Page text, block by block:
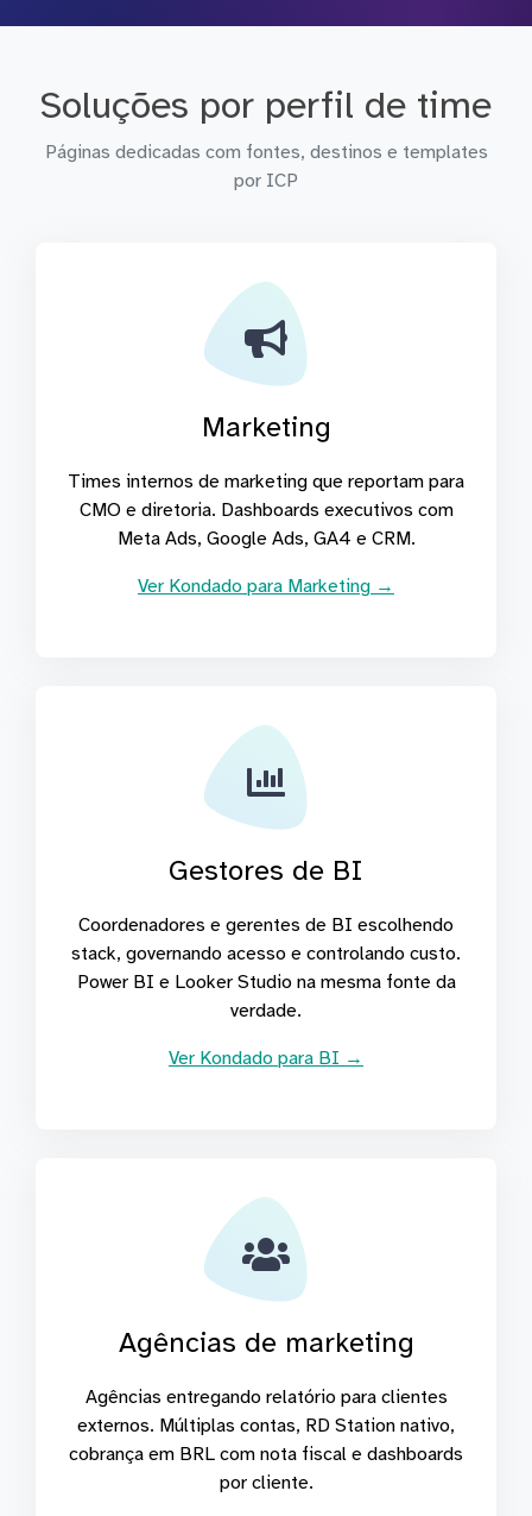
Soluções por perfil de time
Páginas dedicadas com fontes, destinos e templates
por ICP
Marketing
Times internos de marketing que reportam para
CMO e diretoria. Dashboards executivos com
Meta Ads, Google Ads, GA4 e CRM.
Ver Kondado para Marketing →
Gestores de BI
Coordenadores e gerentes de BI escolhendo
stack, governando acesso e controlando custo.
Power BI e Looker Studio na mesma fonte da
verdade.
Ver Kondado para BI →
Agências de marketing
Agências entregando relatório para clientes
externos. Múltiplas contas, RD Station nativo,
cobrança em BRL com nota fiscal e dashboards
por cliente.